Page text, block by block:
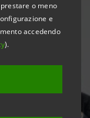
o meno
e
accedendo
).